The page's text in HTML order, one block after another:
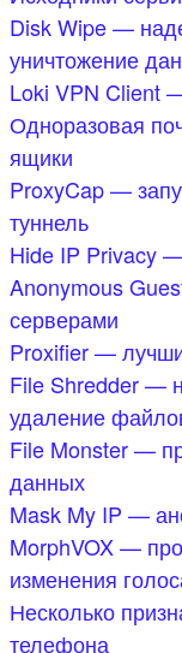
Disk Wipe —
уничтожение
Loki VPN Client
Одноразовая
ящики
ProxyCap —
туннель
Hide IP Privacy
Anonymous
серверами
Proxifier —
File Shredder —
удаление
File Monster —
данных
Mask My IP —
MorphVOX —
изменения
Несколько
телефона